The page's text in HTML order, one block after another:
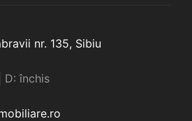
nr. 135, Sibiu
D: închis